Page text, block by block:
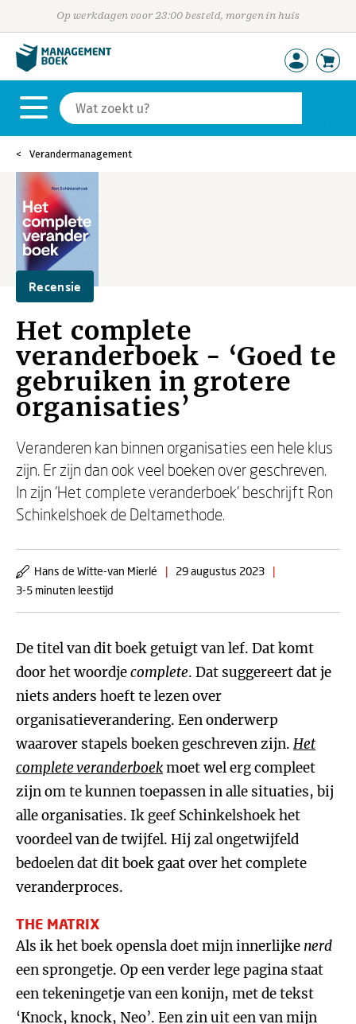
Op werkdagen voor 23:00 besteld, morgen in huis
Verandermanagement
Recensie
Het complete
veranderboek - ‘Goed te
gebruiken in grotere
organisaties’
Veranderen kan binnen organisaties een hele klus
zijn. Er zijn dan ook veel boeken over geschreven.
In zijn ‘Het complete veranderboek’ beschrijft Ron
Schinkelshoek de Deltamethode.
Hans de Witte-van Mierlé | 29 augustus 2023
|
3-5 minuten leestijd
De titel van dit boek getuigt van lef. Dat komt
door het woordjecomplete. Dat suggereert dat je
niets anders hoeft te lezen over
organisatieverandering. Een onderwerp
waarover stapels boeken geschreven zijn. Het
complete veranderboekmoet wel erg compleet
zijn om te kunnen toepassen in alle situaties, bij
alle organisaties. Ik geef Schinkelshoek het
voordeel van de twijfel. Hij zal ongetwijfeld
bedoelen dat dit boek gaat over het complete
veranderproces.
THE MATRIX
Als ik het boek opensla doet mijn innerlijke nerd
een sprongetje. Op een verder lege pagina staat
een tekeningetje van een konijn, met de tekst
‘Knock, knock, Neo’. Een zin uit een van mijn